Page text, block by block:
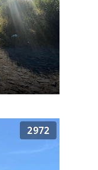
2972